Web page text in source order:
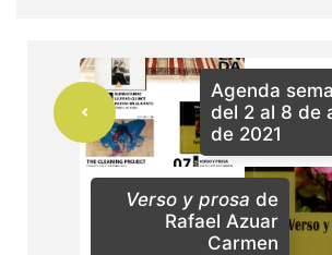
Agenda
del 2 al 8 de
de 2021
Verso y prosa de
Rafael Azuar
Carmen